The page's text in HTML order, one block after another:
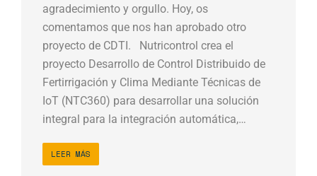
agradecimiento y orgullo. Hoy, os
comentamos que nos han aprobado otro
proyecto de CDTI. Nutricontrol crea el
proyecto Desarrollo de Control Distribuido de
Fertirrigación y Clima Mediante Técnicas de
IoT (NTC360) para desarrollar una solución
integral para la integración automática,…
LEER MÁS